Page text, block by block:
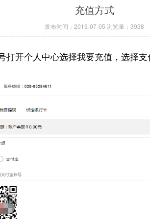
充值方式
发布时间：2019-07-05 浏览量：3938
打开个人中心选择我要充值，选择